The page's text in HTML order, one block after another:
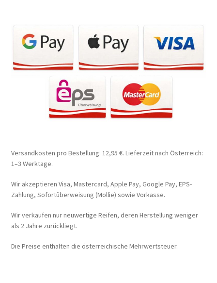
Versandkosten pro Bestellung: 12,95 €. Lieferzeit nach Österreich:
1–3 Werktage.
Wir akzeptieren Visa, Mastercard, Apple Pay, Google Pay, EPS-
Zahlung, Sofortüberweisung (Mollie) sowie Vorkasse.
Wir verkaufen nur neuwertige Reifen, deren Herstellung weniger
als 2 Jahre zurückliegt.
Die Preise enthalten die österreichische Mehrwertsteuer.